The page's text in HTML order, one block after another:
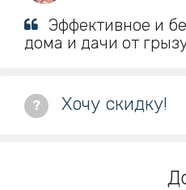
Эффективное и
дома и дачи от
? Хочу скидку!